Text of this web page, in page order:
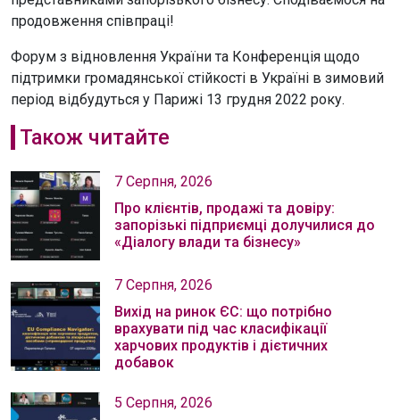
продовження співпраці!
Форум з відновлення України та Конференція щодо
підтримки громадянської стійкості в Україні в зимовий
період відбудуться у Парижі 13 грудня 2022 року.
Також читайте
7 Серпня, 2026
Про клієнтів, продажі та довіру:
запорізькі підприємці долучилися до
«Діалогу влади та бізнесу»
7 Серпня, 2026
Вихід на ринок ЄС: що потрібно
врахувати під час класифікації
харчових продуктів і дієтичних
добавок
5 Серпня, 2026